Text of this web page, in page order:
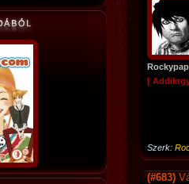
[
Szerk:
(#683)